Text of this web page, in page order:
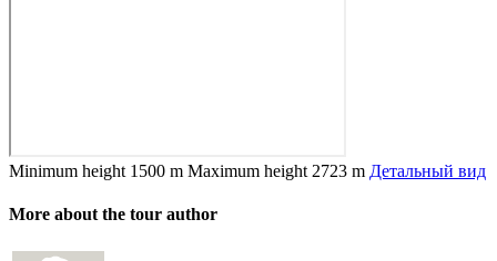
Minimum height 1500 m Maximum height 2723 m Детальный вид
More about the tour author